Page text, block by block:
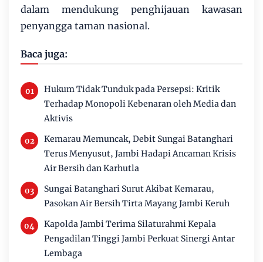
dalam mendukung penghijauan kawasan
penyangga taman nasional.
Baca juga:
Hukum Tidak Tunduk pada Persepsi: Kritik
Terhadap Monopoli Kebenaran oleh Media dan
Aktivis
Kemarau Memuncak, Debit Sungai Batanghari
Terus Menyusut, Jambi Hadapi Ancaman Krisis
Air Bersih dan Karhutla
Sungai Batanghari Surut Akibat Kemarau,
Pasokan Air Bersih Tirta Mayang Jambi Keruh
Kapolda Jambi Terima Silaturahmi Kepala
Pengadilan Tinggi Jambi Perkuat Sinergi Antar
Lembaga